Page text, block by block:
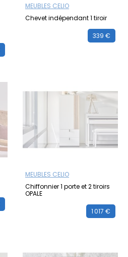
MEUBLES CELIO
Chevet indépendant 1 tiroir
339 €
MEUBLES CELIO
Chiffonnier 1 porte et 2 tiroirs
OPALE
1 017 €